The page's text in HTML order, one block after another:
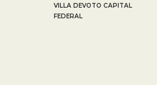
VILLA DEVOTO CAPITAL
FEDERAL